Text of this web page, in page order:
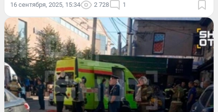
16 сентября, 2025, 15:34 2 728 1